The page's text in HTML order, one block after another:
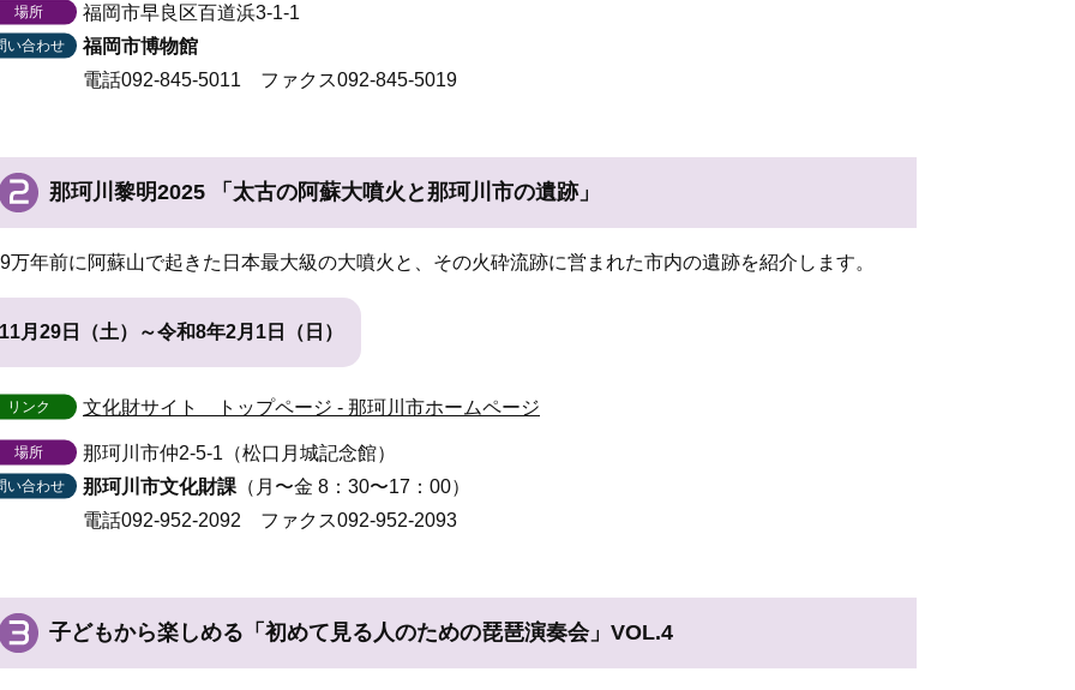
場所 福岡市早良区百道浜3-1-1
い合わせ
福岡市博物館
電話092-845-5011 ファクス092-845-5019
那珂川黎明2025 「太古の阿蘇大噴火と那珂川市の遺跡」
万年前に阿蘇山で起きた日本最大級の大噴火と、その火砕流跡に営まれた市内の遺跡を紹介します。
11月29日（土）～令和8年2月1日（日）
リンク 文化財サイト トップページ - 那珂川市ホームページ
場所 那珂川市仲2-5-1（松口月城記念館）
い合わせ 那珂川市文化財課 （月〜金 8：30〜17：00）
電話092-952-2092 ファクス092-952-2093
子どもから楽しめる「初めて見る人のための琵琶演奏会」VOL.4